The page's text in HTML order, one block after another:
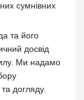
сумнівних
та його
досвід
Ми надамо
догляду.